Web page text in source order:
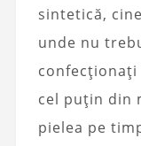
sintetică,
unde nu
confecționați
cel puțin din
pielea pe